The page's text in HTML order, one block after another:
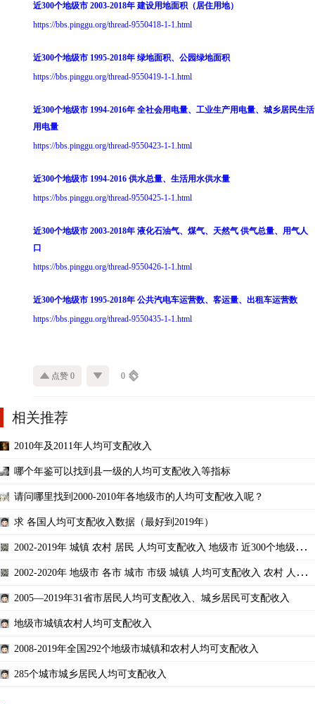
近300个地级市 2003-2018年 建设用地面积（居住用地）
https://bbs.pinggu.org/thread-9550418-1-1.html
近300个地级市 1995-2018年 绿地面积、公园绿地面积
https://bbs.pinggu.org/thread-9550419-1-1.html
近300个地级市 1994-2016年 全社会用电量、工业生产用电量、城乡居民生活
用电量
https://bbs.pinggu.org/thread-9550423-1-1.html
近300个地级市 1994-2016 供水总量、生活用水供水量
https://bbs.pinggu.org/thread-9550425-1-1.html
近300个地级市 2003-2018年 液化石油气、煤气、天然气 供气总量、用气人
口
https://bbs.pinggu.org/thread-9550426-1-1.html
近300个地级市 1995-2018年 公共汽电车运营数、客运量、出租车运营数
https://bbs.pinggu.org/thread-9550435-1-1.html
点赞 0 0
相关推荐
2010年及2011年人均可支配收入
哪个年鉴可以找到县一级的人均可支配收入等指标
请问哪里找到2000-2010年各地级市的人均可支配收入呢？
求 各国人均可支配收入数据（最好到2019年）
2002-2019年 城镇 农村 居民 人均可支配收入 地级市 近300个地级市
2002-2020年 地级市 各市 城市 市级 城镇 人均可支配收入 农村 人均
2005—2019年31省市居民人均可支配收入、城乡居民可支配收入
地级市城镇农村人均可支配收入
2008-2019年全国292个地级市城镇和农村人均可支配收入
285个城市城乡居民人均可支配收入